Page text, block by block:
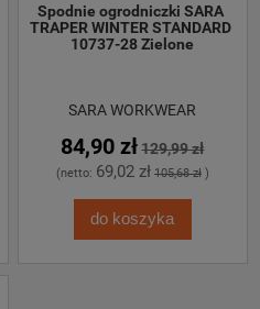
Spodnie ogrodniczki SARA
TRAPER WINTER STANDARD
10737-28 Zielone
SARA WORKWEAR
84,90 zł 129,99 zł
(netto: 69,02 zł 105,68 zł)
do koszyka